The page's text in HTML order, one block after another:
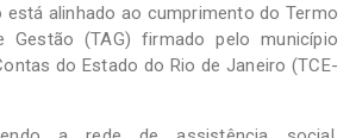
alinhado ao cumprimento do Termo
Gestão (TAG) firmado pelo município
do Estado do Rio de Janeiro (TCE-